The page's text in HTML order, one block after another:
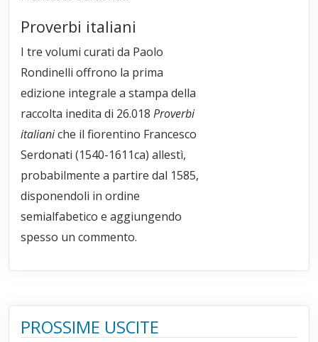
Proverbi italiani
I tre volumi curati da Paolo
Rondinelli offrono la prima
edizione integrale a stampa della
raccolta inedita di 26.018 Proverbi
italianiche il fiorentino Francesco
Serdonati (1540-1611ca) allestì,
probabilmente a partire dal 1585,
disponendoli in ordine
semialfabetico e aggiungendo
spesso un commento.
PROSSIME USCITE